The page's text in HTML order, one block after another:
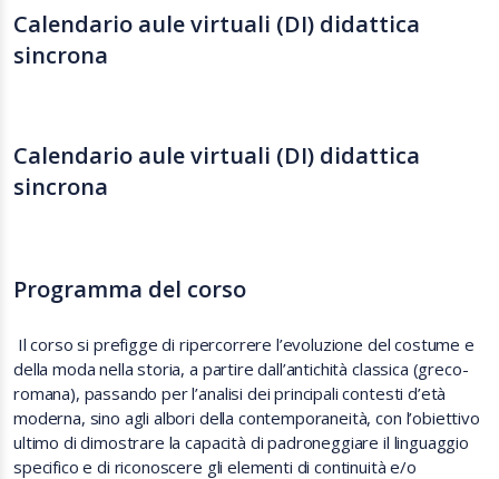
Calendario aule virtuali (DI) didattica
sincrona
Calendario aule virtuali (DI) didattica
sincrona
Programma del corso
Il corso si prefigge di ripercorrere l’evoluzione del costume e
della moda nella storia, a partire dall’antichità classica (greco-
romana), passando per l’analisi dei principali contesti d’età
moderna, sino agli albori della contemporaneità, con l’obiettivo
ultimo di dimostrare la capacità di padroneggiare il linguaggio
specifico e di riconoscere gli elementi di continuità e/o